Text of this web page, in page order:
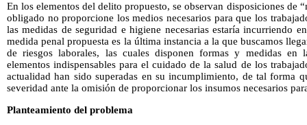
En los elementos del delito propuesto, se observan disposiciones de
obligado no proporcione los medios necesarios para que los
las medidas de seguridad e higiene necesarias estaría incurriendo
medida penal propuesta es la última instancia a la que buscamos
de riesgos laborales, las cuales disponen formas y medidas en
elementos indispensables para el cuidado de la salud de los
actualidad han sido superadas en su incumplimiento, de tal forma
severidad ante la omisión de proporcionar los insumos necesarios
Planteamiento del problema